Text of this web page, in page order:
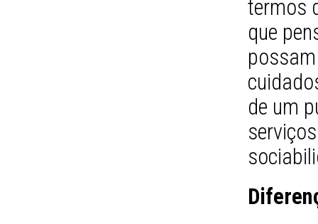
termos
que
de um